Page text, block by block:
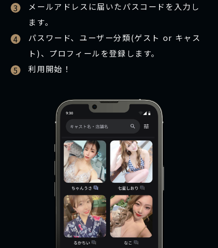
3
メールアドレスに届いたパスコードを入力し
ます。
4
パスワード、ユーザー分類(ゲスト or キャス
ト)、 プロフィールを登録します。
5
利用開始！